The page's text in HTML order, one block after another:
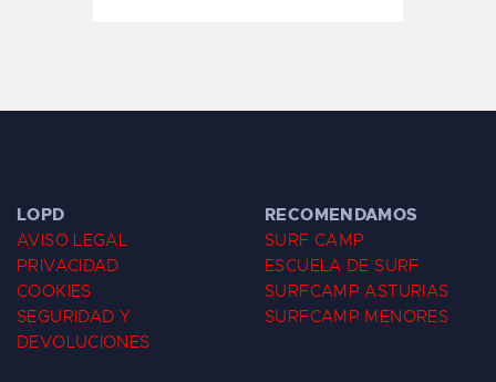
LOPD
AVISO LEGAL
PRIVACIDAD
COOKIES
SEGURIDAD Y
DEVOLUCIONES
RECOMENDAMOS
SURF CAMP
ESCUELA DE SURF
SURFCAMP ASTURIAS
SURFCAMP MENORES